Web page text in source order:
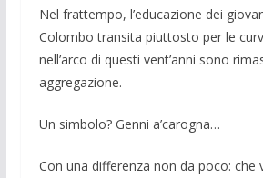
Nel frattempo, l’educazione dei
Colombo transita piuttosto per le
nell’arco di questi vent’anni sono
aggregazione.
Un simbolo? Genni a’carogna…
Con una differenza non da poco: che